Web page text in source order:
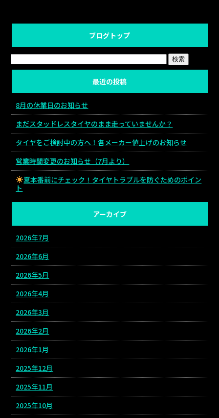
ブログトップ
最近の投稿
8月の休業日のお知らせ
まだスタッドレスタイヤのまま走っていませんか？
タイヤをご検討中の方へ！各メーカー値上げのお知らせ
営業時間変更のお知らせ（7月より）
夏本番前にチェック！タイヤトラブルを防ぐためのポイン
ト
アーカイブ
2026年7月
2026年6月
2026年5月
2026年4月
2026年3月
2026年2月
2026年1月
2025年12月
2025年11月
2025年10月